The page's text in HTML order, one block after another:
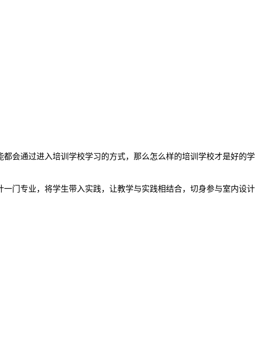
会通过进入培训学校学习的方式，那么怎么样的培训学校才是好的学
门专业，将学生带入实践，让教学与实践相结合，切身参与室内设计